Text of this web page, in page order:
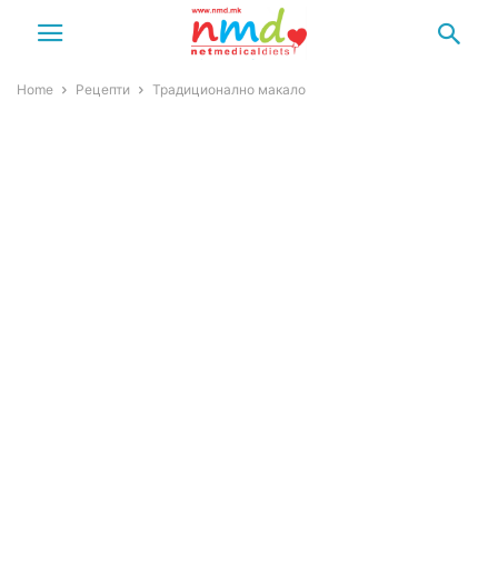
Home Рецепти Традиционално макало